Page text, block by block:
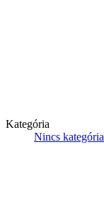
Kategória
Nincs kategória